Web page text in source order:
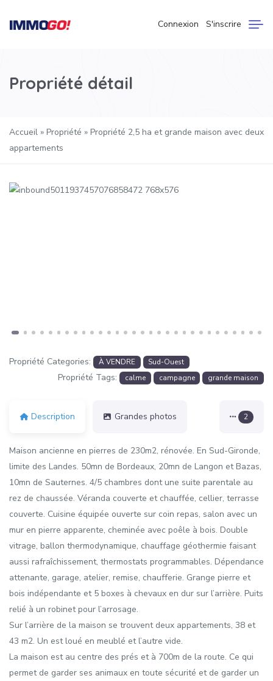
Connexion S'inscrire
Propriété détail
Accueil » Propriété » Propriété 2,5 ha et grande maison avec deux
appartements
Propriété Categories: À VENDRE Sud-Ouest
Propriété Tags: calme campagne grande maison
Description Grandes photos 2
Maison ancienne en pierres de 230m2, rénovée. En Sud-Gironde,
limite des Landes. 50mn de Bordeaux, 20mn de Langon et Bazas,
10mn de Sauternes. 4/5 chambres dont une suite parentale au
rez de chaussée. Véranda couverte et chauffée, cellier, terrasse
couverte. Cuisine équipée ouverte sur coin repas, salon avec un
mur en pierre apparente, cheminée avec poêle à bois. Double
vitrage, ballon thermodynamique, chauffage géothermie faisant
aussi rafraîchissement, thermostats programmables. Dépendance
attenante, garage, atelier, remise, chaufferie. Grange pierre et
bois indépendante et 5 boxes à chevaux en dur sur l’arrière. Puits
relié à un robinet pour l’arrosage.
Sur l’arrière de la maison se trouvent deux appartements, 38 et
43 m2. Un est loué en meublé et l’autre vide.
La maison est au centre des prés et à 700m de la route. Ce qui
permet de garder ses animaux en toute sécurité et de garder un